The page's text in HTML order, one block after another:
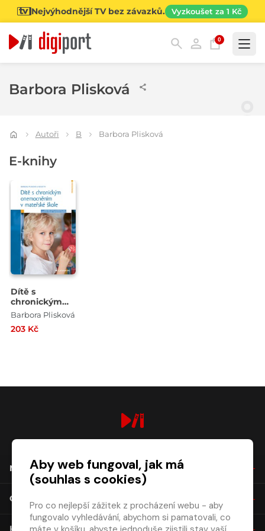
Nejvýhodnější TV bez závazků. Vyzkoušet za 1 Kč
0
Barbora Plisková
Autoři B Barbora Plisková
E-knihy
Dítě s
chronickým
onemocněním
škole
Barbora Plisková
203 Kč
NÁKUP
O SPOLEČNOSTI
Aby web fungoval, jak má
(souhlas s cookies)
Pro co nejlepší zážitek z procházení webu - aby
fungovalo vyhledávání, abychom si pamatovali, co